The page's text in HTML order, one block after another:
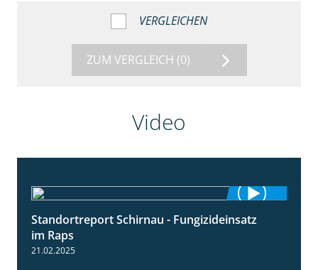
VERGLEICHEN
ZUM VERGLEICH (0)
Video
4:48
Standortreport Schirnau - Fungizideinsatz
im Raps
21.02.2025